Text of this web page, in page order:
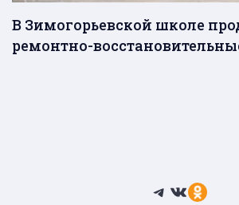
В Зимогорьевской школе
ремонтно-
Telegram